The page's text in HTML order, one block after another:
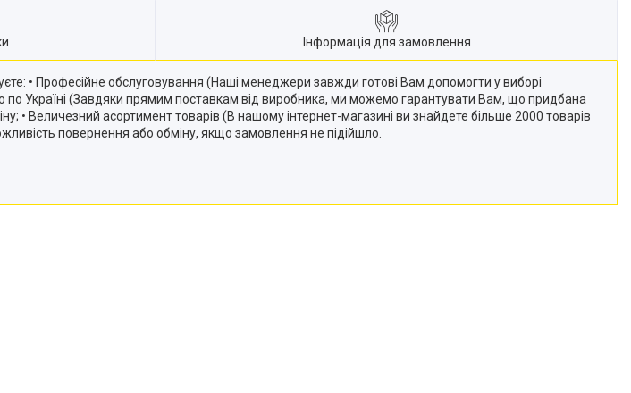
Інформація для замовлення
• Професійне обслуговування (Наші менеджери завжди готові Вам допомогти у виборі
по Україні (Завдяки прямим поставкам від виробника, ми можемо гарантувати Вам, що придбана
• Величезний асортимент товарів (В нашому інтернет-магазині ви знайдете більше 2000 товарів
повернення або обміну, якщо замовлення не підійшло.